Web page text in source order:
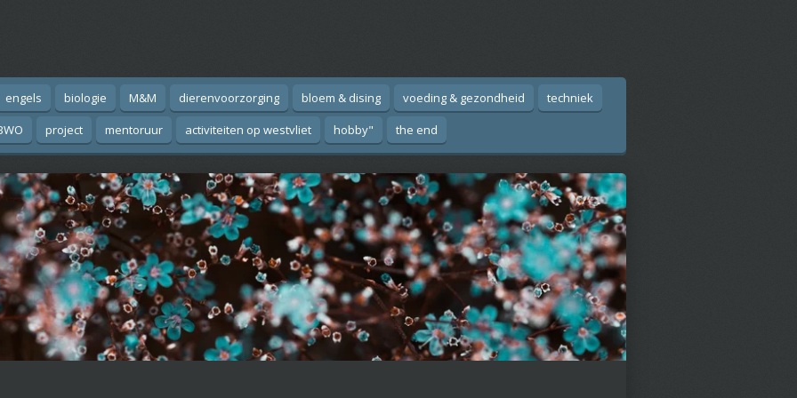
engels biologie M&M dierenvoorzorging bloem & dising voeding & gezondheid
techniek
project mentoruur activiteiten op westvliet hobby" the end